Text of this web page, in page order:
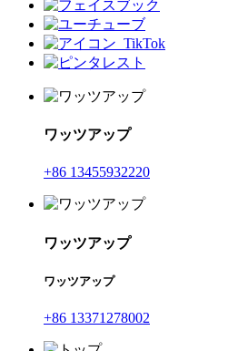
ワッツアップ
+86 13455932220
ワッツアップ
ワッツアップ
+86 13371278002